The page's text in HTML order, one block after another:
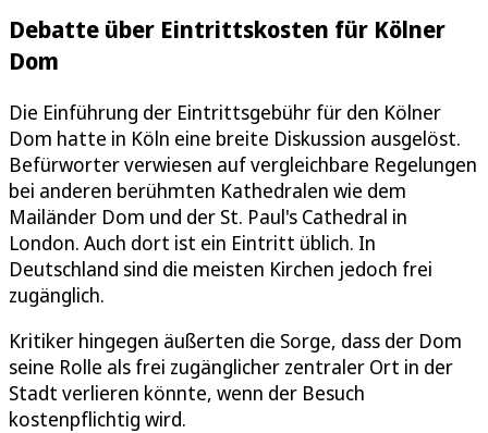
Debatte über Eintrittskosten für Kölner
Dom
Die Einführung der Eintrittsgebühr für den Kölner
Dom hatte in Köln eine breite Diskussion ausgelöst.
Befürworter verwiesen auf vergleichbare Regelungen
bei anderen berühmten Kathedralen wie dem
Mailänder Dom und der St. Paul's Cathedral in
London. Auch dort ist ein Eintritt üblich. In
Deutschland sind die meisten Kirchen jedoch frei
zugänglich.
Kritiker hingegen äußerten die Sorge, dass der Dom
seine Rolle als frei zugänglicher zentraler Ort in der
Stadt verlieren könnte, wenn der Besuch
kostenpflichtig wird.